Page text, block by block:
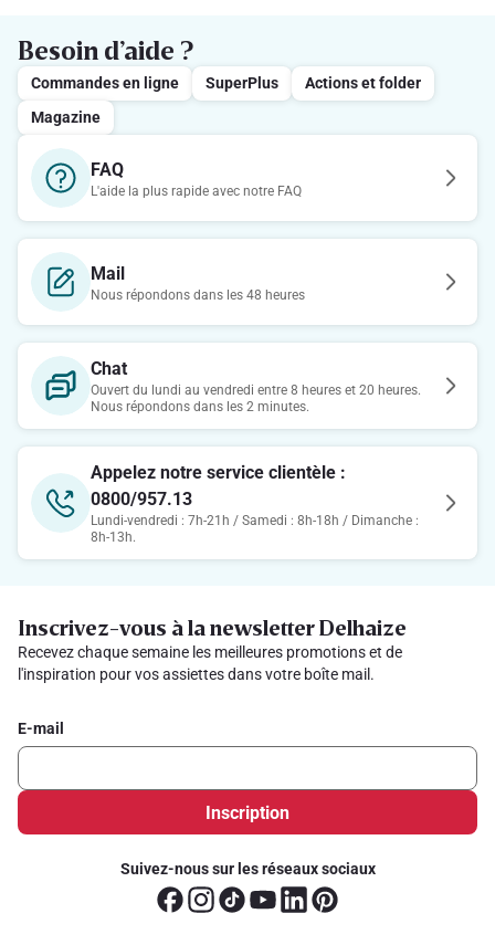
Besoin d’aide ?
Commandes en ligne SuperPlus
Actions et folder
Magazine
FAQ
L'aide la plus rapide avec notre FAQ
Mail
Nous répondons dans les 48 heures
Chat
Ouvert du lundi au vendredi entre 8 heures et 20 heures.
Nous répondons dans les 2 minutes.
Appelez notre service clientèle :
0800/957.13
Lundi-vendredi : 7h-21h / Samedi : 8h-18h / Dimanche :
8h-13h.
Inscrivez-vous à la newsletter Delhaize
Recevez chaque semaine les meilleures promotions et de
l'inspiration pour vos assiettes dans votre boîte mail.
E-mail
Inscription
Suivez-nous sur les réseaux sociaux